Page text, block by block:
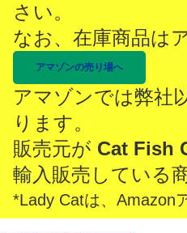
さい。
なお、在庫商品は
アマゾンの売り場へ
アマゾンでは弊社
ります。
販売元が Cat Fish
輸入販売している
*Lady Catは、Amazon